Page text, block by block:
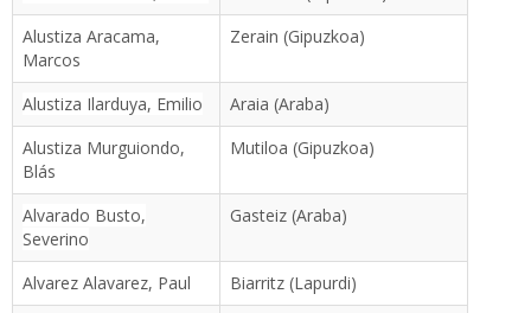
Alustiza Aracama,
Marcos
Zerain (Gipuzkoa)
Alustiza Ilarduya, Emilio
Araia (Araba)
Alustiza Murguiondo,
Blás
Mutiloa (Gipuzkoa)
Alvarado Busto,
Severino
Gasteiz (Araba)
Alvarez Alavarez, Paul
Biarritz (Lapurdi)